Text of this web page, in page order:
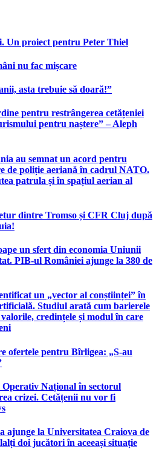
Un proiect pentru Peter Thiel
nu fac mișcare
asta trebuie să doară!”
pentru restrângerea cetățeniei
pentru naștere” – Aleph
au semnat un acord pentru
de poliție aeriană în cadrul NATO.
patrula și în spațiul aerian al
dintre Tromso și CFR Cluj după
un sfert din economia Uniunii
PIB-ul României ajunge la 380 de
un „vector al conștiinței” în
Studiul arată cum barierele
credințele și modul în care
ofertele pentru Bîrligea: „S-au
Național în sectorul
crizei. Cetățenii nu vor fi
ajunge la Universitatea Craiova de
doi jucători în aceeași situație